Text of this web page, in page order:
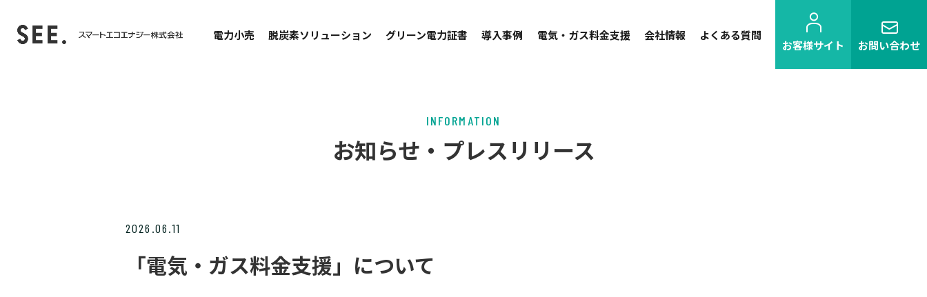
電力小売 脱炭素ソリューション グリーン電力証書
グリーン電力証書とは
グリーン電力認定発電所
導入事例 電気・ガス料金支援 会社情報 よくある質問
お客様サイト お問い合わせ
INFORMATION
お知らせ・ プレスリリース
2026.06.11
「電気・ガス料金支援」について